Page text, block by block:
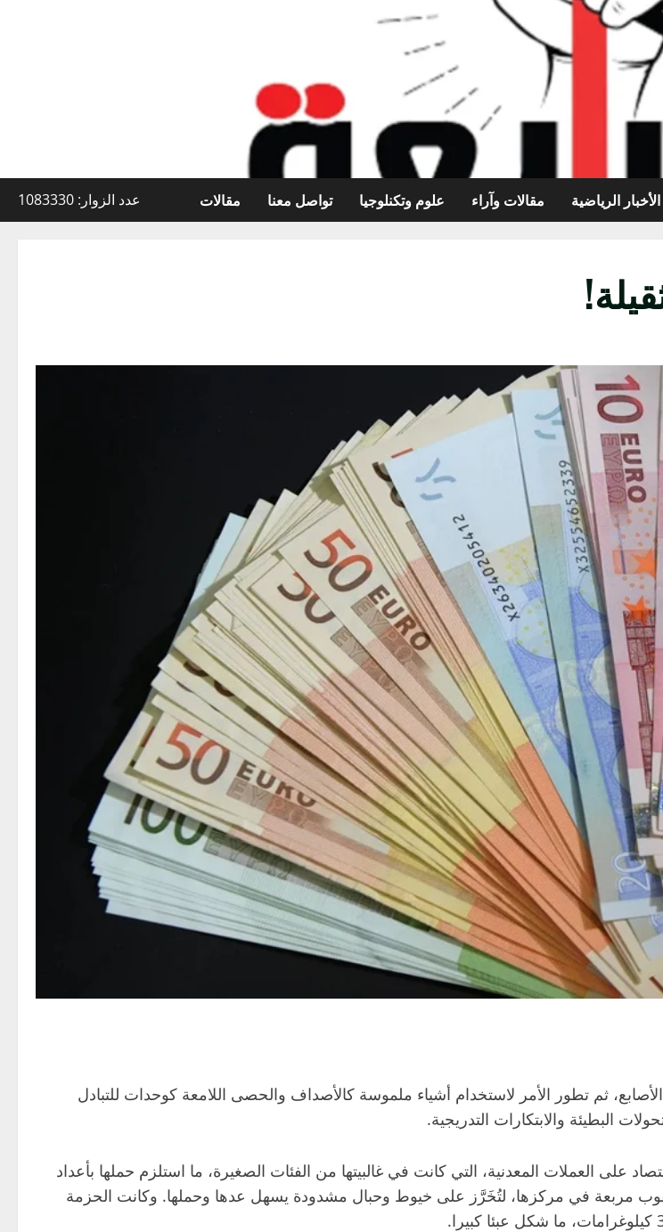
الأخبار الرياضية مقالات وآراء علوم وتكنلوجيا تواصل معنا مقالات عدد الزوار: 1083330
ثم تطور الأمر لاستخدام أشياء ملموسة كالأصداف والحصى اللامعة كوحدات للتبادل
البطيئة والابتكارات التدريجية.
على العملات المعدنية، التي كانت في غالبيتها من الفئات الصغيرة، ما استلزم حملها بأعداد
مربعة في مركزها، لتُخَرَّز على خيوط وحبال مشدودة يسهل عدها وحملها. وكانت الحزمة